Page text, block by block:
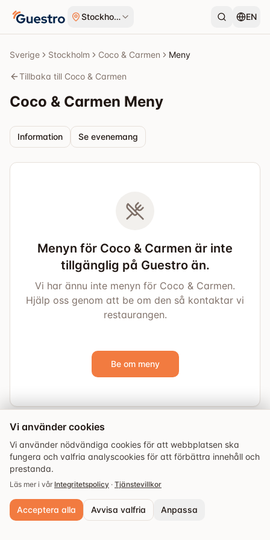
Stockholm EN
Sverige Stockholm Coco & Carmen Meny
Tillbaka till Coco & Carmen
Coco & Carmen Meny
Information Se evenemang
Menyn för Coco & Carmen är inte
tillgänglig på Guestro än.
Vi har ännu inte menyn för Coco & Carmen.
Hjälp oss genom att be om den så kontaktar vi
restaurangen.
Be om meny
Vi använder cookies
Vi använder nödvändiga cookies för att webbplatsen ska
fungera och valfria analyscookies för att förbättra innehåll och
prestanda.
Läs mer i vår Integritetspolicy · Tjänstevillkor
Acceptera alla Avvisa valfria Anpassa